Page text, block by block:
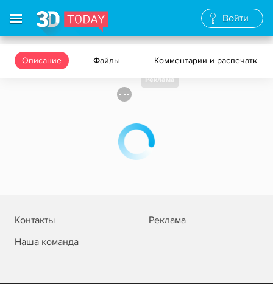
Войти
Описание Файлы Комментарии и распечатки
Реклама
Контакты
Реклама
Наша команда